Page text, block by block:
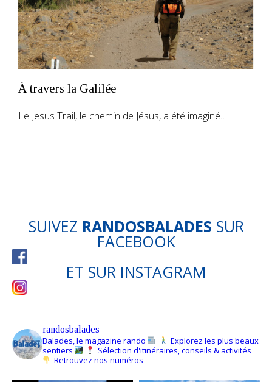
À travers la Galilée
Le Jesus Trail, le chemin de Jésus, a été imaginé…
SUIVEZ RANDOSBALADES SUR
FACEBOOK
ET SUR INSTAGRAM
randosbalades
Balades, le magazine rando
Explorez les plus beaux
sentiers
Sélection d'itinéraires, conseils & activités
Retrouvez nos numéros